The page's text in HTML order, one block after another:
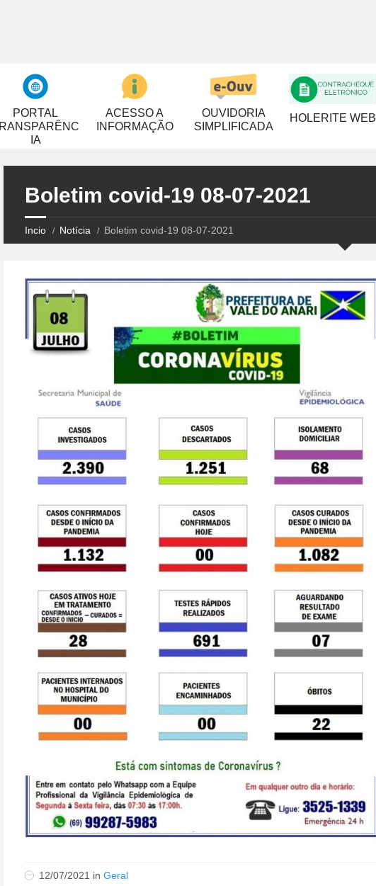
PORTAL
IA
ACESSO A
INFORMAÇÃO
OUVIDORIA
SIMPLIFICADA
HOLERITE WEB
Boletim covid-19 08-07-2021
Incio Notícia Boletim covid-19 08-07-2021
12/07/2021 in Geral